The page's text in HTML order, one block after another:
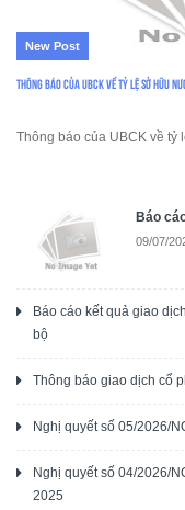
New Post
Thông báo của UBCK về tỷ lệ sở hữu
Thông báo của UBCK về
Báo
09/07/
Báo cáo kết quả giao
bộ
Thông báo giao dịch cổ
Nghị quyết số 05/2026/
Nghị quyết số 04/2026/
2025